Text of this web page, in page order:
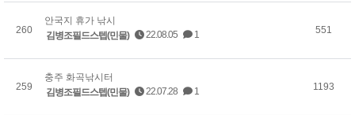
260
안국지 휴가 낚시
김병조필드스텝(민물)
22.08.05 1 551
259
충주 화곡낚시터
김병조필드스텝(민물)
22.07.28 1 1193